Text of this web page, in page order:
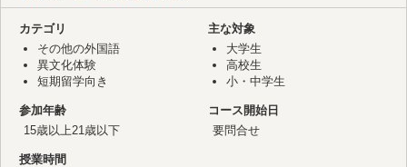
カテゴリ
その他の外国語
異文化体験
短期留学向き
主な対象
大学生
高校生
小・中学生
参加年齢
15歳以上21歳以下
コース開始日
要問合せ
授業時間